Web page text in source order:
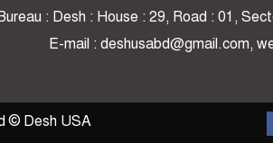
: Desh : House : 29, Road : 01,
E-mail : deshusabd@gmail.com,
© Desh USA